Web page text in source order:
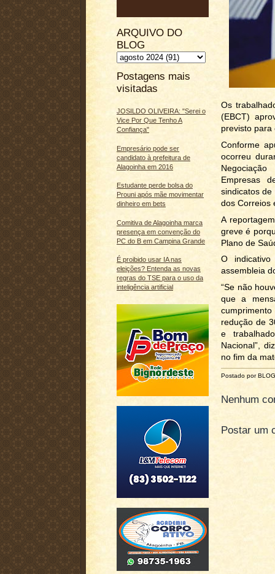
ARQUIVO DO
BLOG
Postagens mais
visitadas
JOSILDO OLIVEIRA: "Serei o
Vice Por Que Tenho A
Confiança"
Empresário pode ser
candidato à prefeitura de
Alagoinha em 2016
Estudante perde bolsa do
Prouni após mãe movimentar
dinheiro em bets
Comitiva de Alagoinha marca
presença em convenção do
PC do B em Campina Grande
É proibido usar IA nas
eleições? Entenda as novas
regras do TSE para o uso da
inteligência artificial
Os
(EBCT)
previsto
Conforme
ocorreu
Empresas
sindicatos
dos Correios
A
greve é
Plano de
O
assembleia
“Se não
que a
redução de
e
Nacional”,
no fim da
Postado por
Nenhum
Postar um